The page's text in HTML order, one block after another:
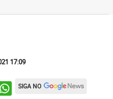
17:09
SIGA NO